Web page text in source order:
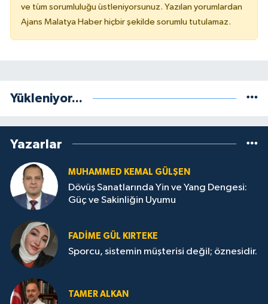
ve tüm sorumluluğu üstleniyorsunuz. Yazılan yorumlardan
Ajans Malatya Haber hiçbir şekilde sorumlu tutulamaz.
Yükleniyor...
Yazarlar
MUHAMMED KEMAL GÜLŞEN
Dövüş Sanatlarında Yin ve Yang Dengesi:
Güç ve Sakinliğin Uyumu
FADIME GÜL KIRTEKE
Sporcu, sistemin müşterisi değil; öznesidir.
TAMER ALKAN